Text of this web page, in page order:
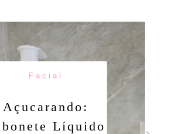
Facial
Açucarando:
Líquido